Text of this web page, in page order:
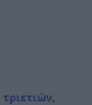
τριετιών,